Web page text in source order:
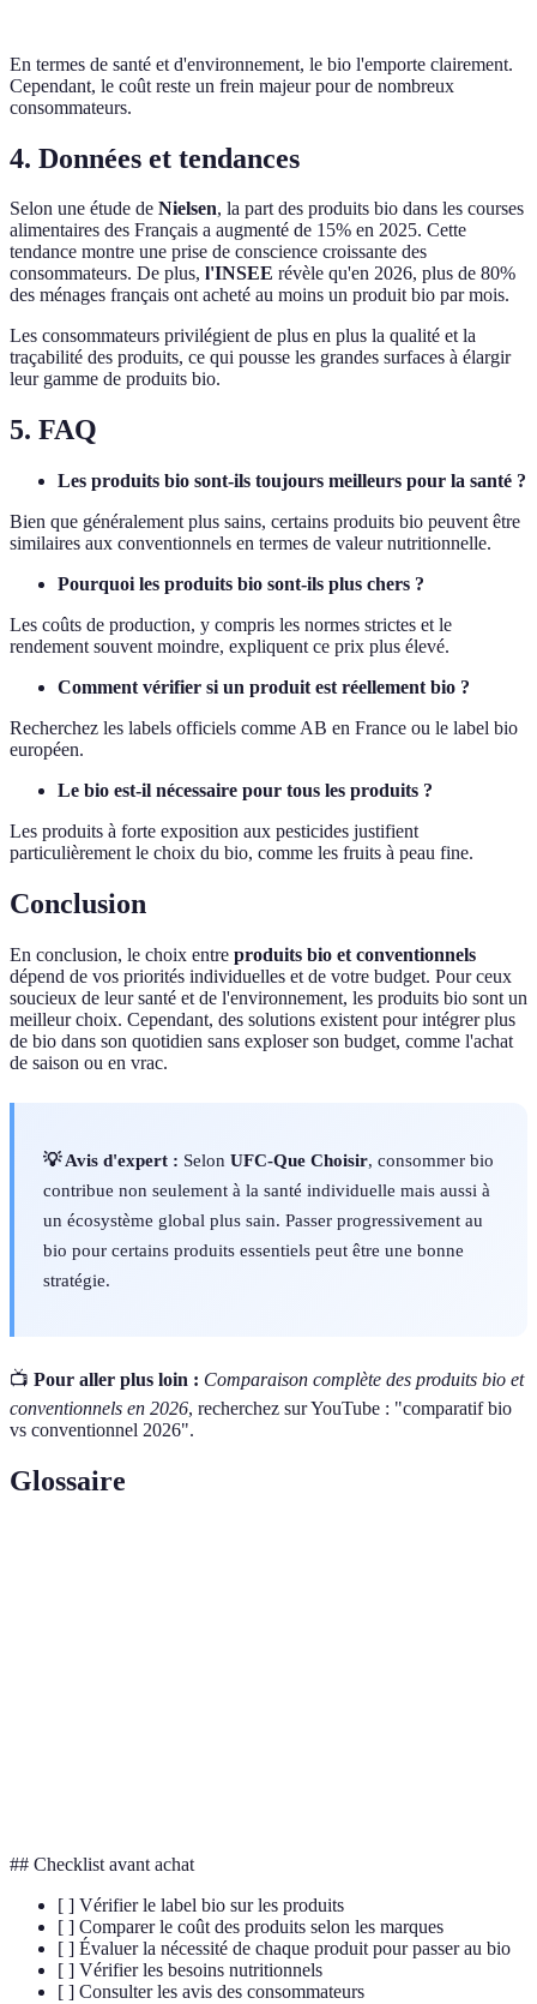
En termes de santé et d'environnement, le bio l'emporte clairement.
Cependant, le coût reste un frein majeur pour de nombreux
consommateurs.
4. Données et tendances
Selon une étude de Nielsen, la part des produits bio dans les courses
alimentaires des Français a augmenté de 15% en 2025. Cette
tendance montre une prise de conscience croissante des
consommateurs. De plus, l'INSEE révèle qu'en 2026, plus de 80%
des ménages français ont acheté au moins un produit bio par mois.
Les consommateurs privilégient de plus en plus la qualité et la
traçabilité des produits, ce qui pousse les grandes surfaces à élargir
leur gamme de produits bio.
5. FAQ
Les produits bio sont-ils toujours meilleurs pour la santé ?
Bien que généralement plus sains, certains produits bio peuvent être
similaires aux conventionnels en termes de valeur nutritionnelle.
Pourquoi les produits bio sont-ils plus chers ?
Les coûts de production, y compris les normes strictes et le
rendement souvent moindre, expliquent ce prix plus élevé.
Comment vérifier si un produit est réellement bio ?
Recherchez les labels officiels comme AB en France ou le label bio
européen.
Le bio est-il nécessaire pour tous les produits ?
Les produits à forte exposition aux pesticides justifient
particulièrement le choix du bio, comme les fruits à peau fine.
Conclusion
En conclusion, le choix entre produits bio et conventionnels
dépend de vos priorités individuelles et de votre budget. Pour ceux
soucieux de leur santé et de l'environnement, les produits bio sont un
meilleur choix. Cependant, des solutions existent pour intégrer plus
de bio dans son quotidien sans exploser son budget, comme l'achat
de saison ou en vrac.
💡 Avis d'expert : Selon UFC-Que Choisir, consommer bio
contribue non seulement à la santé individuelle mais aussi à
un écosystème global plus sain. Passer progressivement au
bio pour certains produits essentiels peut être une bonne
stratégie.
📺 Pour aller plus loin : Comparaison complète des produits bio et
conventionnels en 2026, recherchez sur YouTube : "comparatif bio
vs conventionnel 2026".
Glossaire
## Checklist avant achat
[ ] Vérifier le label bio sur les produits
[ ] Comparer le coût des produits selon les marques
[ ] Évaluer la nécessité de chaque produit pour passer au bio
[ ] Vérifier les besoins nutritionnels
[ ] Consulter les avis des consommateurs